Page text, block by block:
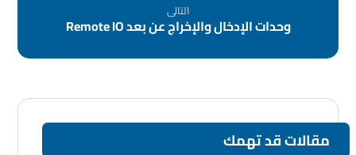
التالى
وحدات الإدخال والإخراج عن بعد Remote IO
مقالات قد تهمك